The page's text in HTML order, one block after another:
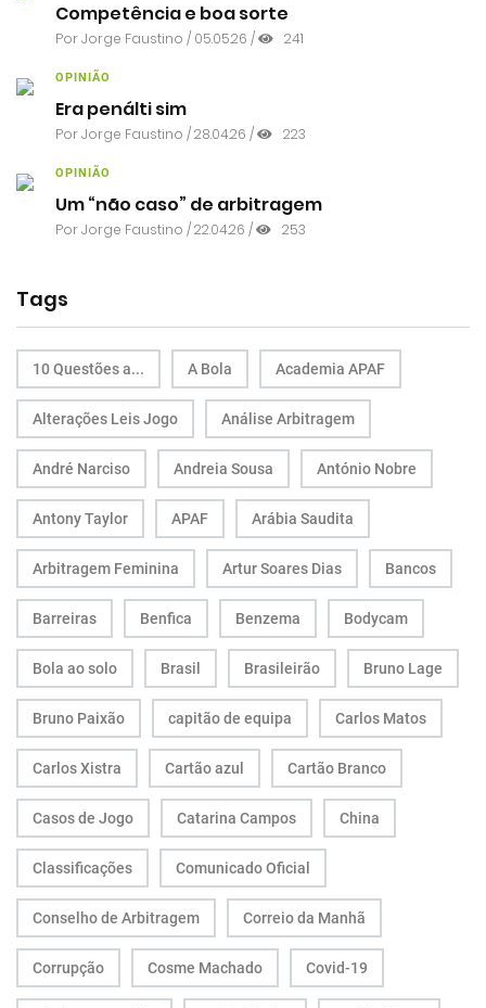
Competência e boa sorte
PorJorge Faustino / 05.05.26 / 241
OPINIÃO
Era penálti sim
PorJorge Faustino / 28.04.26 / 223
OPINIÃO
Um “não caso” de arbitragem
PorJorge Faustino / 22.04.26 / 253
Tags
10 Questões a... A Bola Academia APAF
Alterações Leis Jogo Análise Arbitragem
André Narciso Andreia Sousa António Nobre
Antony Taylor APAF Arábia Saudita
Arbitragem Feminina Artur Soares Dias Bancos
Barreiras Benfica Benzema Bodycam
Bola ao solo Brasil Brasileirão Bruno Lage
Bruno Paixão capitão de equipa Carlos Matos
Carlos Xistra Cartão azul Cartão Branco
Casos de Jogo Catarina Campos China
Classificações Comunicado Oficial
Conselho de Arbitragem Correio da Manhã
Corrupção Cosme Machado Covid-19